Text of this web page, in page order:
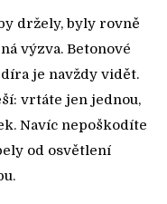
držely, byly rovně
výzva. Betonové
je navždy vidět.
vrtáte jen jednou,
Navíc nepoškodíte
od osvětlení